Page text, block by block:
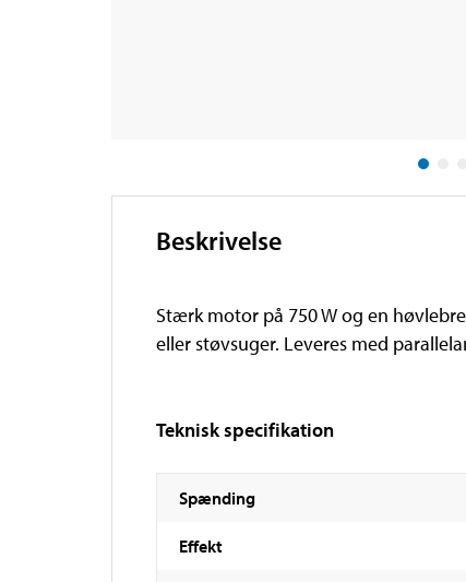
Beskrivelse
Stærk motor på 750 W og en
eller støvsuger. Leveres med
Teknisk specifikation
Spænding
Effekt